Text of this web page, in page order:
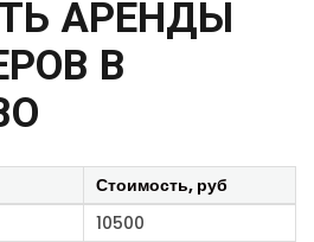
АРЕНДЫ
В
Стоимость, руб
10500